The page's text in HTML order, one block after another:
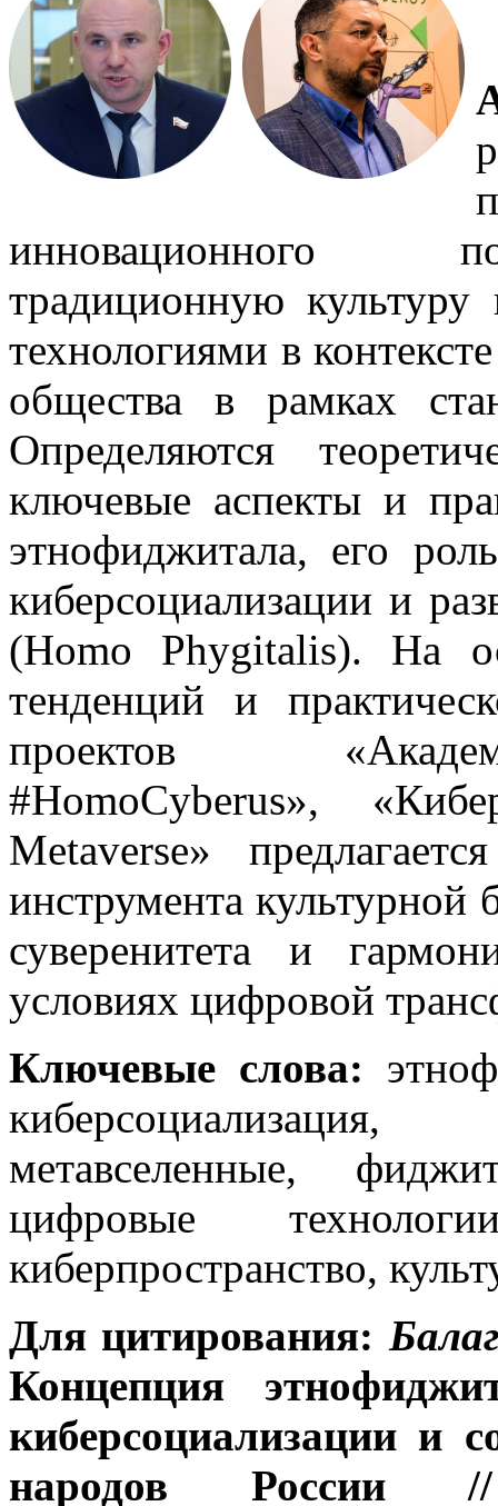
инновационного
традиционную
технологиями в
общества в рамках
Определяются
ключевые аспекты и
этнофиджитала, его
киберсоциализации и
(Homo Phygitalis). На
тенденций и
проектов
#HomoCyberus»,
Metaverse»
инструмента культурной
суверенитета и
условиях цифровой
Ключевые слова:
метавселенные,
цифровые
киберпространство,
Для цитирования:
Концепция
киберсоциализации и
народов России